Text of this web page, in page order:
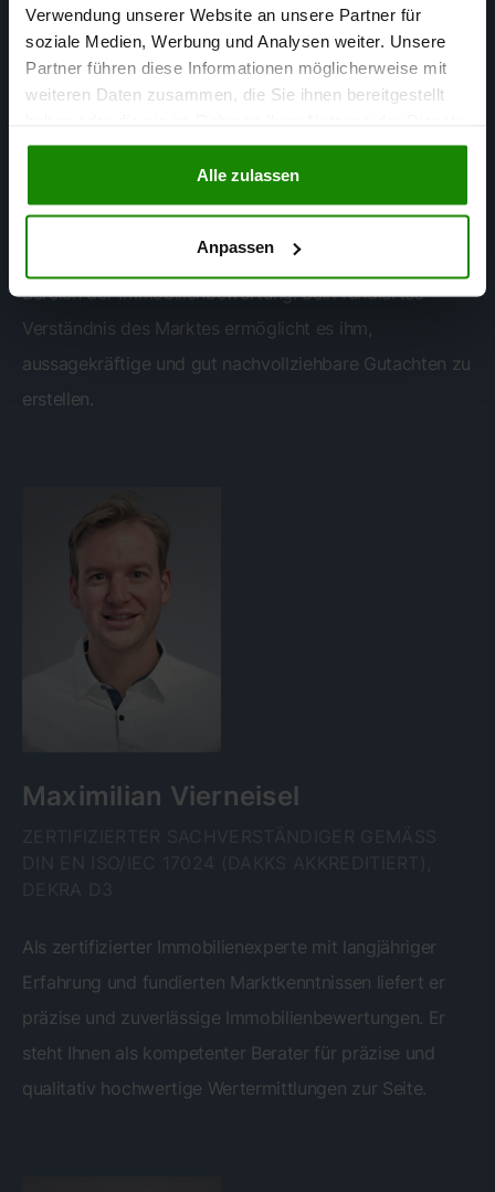
Verwendung unserer Website an unsere Partner für
soziale Medien, Werbung und Analysen weiter. Unsere
Partner führen diese Informationen möglicherweise mit
weiteren Daten zusammen, die Sie ihnen bereitgestellt
gesammelt haben.
Alle zulassen
Anpassen
Matthias Mertens
SACHVERSTÄNDIGER FÜR
Matthias Mertens ist aufgrund seiner langjährigen
Erfahrung in der Immobilienbranche ein Experte mit
umfangreichem Wissen und hoher Kompetenz im
Bereich der Immobilienbewertung. Sein fundiertes
Verständnis des Marktes ermöglicht es ihm,
aussagekräftige und gut nachvollziehbare Gutachten zu
erstellen.
Maximilian Vierneisel
Als zertifizierter Immobilienexperte mit langjähriger
Erfahrung und fundierten Marktkenntnissen liefert er
präzise und zuverlässige Immobilienbewertungen. Er
steht Ihnen als kompetenter Berater für präzise und
qualitativ hochwertige Wertermittlungen zur Seite.